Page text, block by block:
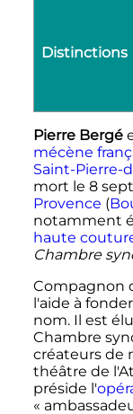
Distinctions
Pierre Bergé
mécène
Saint-Pierre-
mort le 8
Provence (
notamment
haute
Chambre
Compagnon
l'aide à
nom. Il est
Chambre
créateurs de
théâtre de
préside l'
«